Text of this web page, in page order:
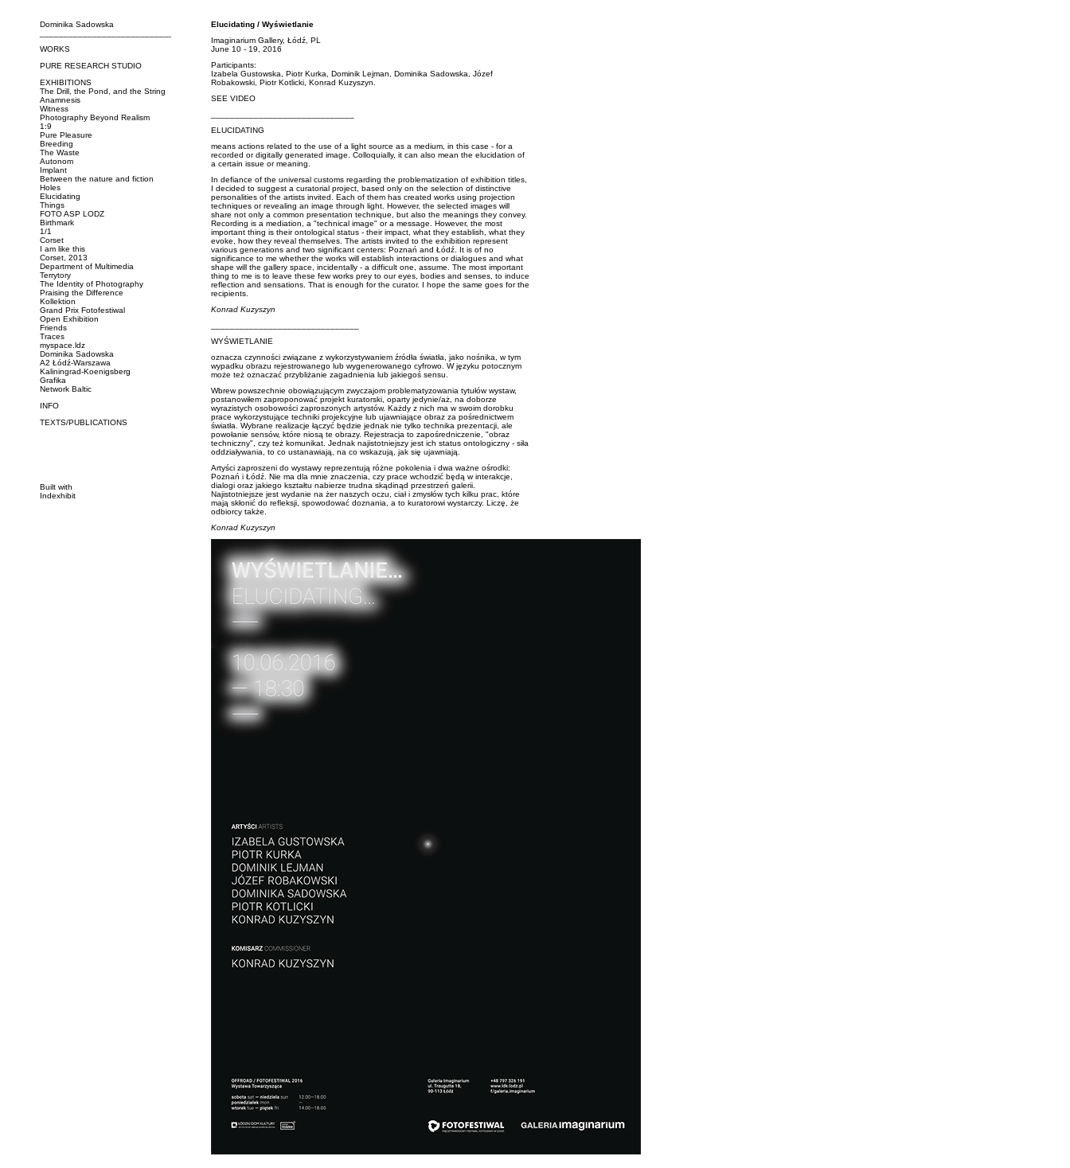
Dominika Sadowska
WORKS
PURE RESEARCH STUDIO
EXHIBITIONS
The Drill, the Pond, and the String
Anamnesis
Witness
Photography Beyond Realism
1:9
Pure Pleasure
Breeding
The Waste
Autonom
Implant
Between the nature and fiction
Holes
Elucidating
Things
FOTO ASP LODZ
Birthmark
1/1
Corset
I am like this
Corset, 2013
Department of Multimedia
Terrytory
The Identity of Photography
Praising the Difference
Kollektion
Grand Prix Fotofestiwal
Open Exhibition
Friends
Traces
myspace.ldz
Dominika Sadowska
A2 Łódź-Warszawa
Kaliningrad-Koenigsberg
Grafika
Network Baltic
INFO
TEXTS/PUBLICATIONS
Built with
Indexhibit
Elucidating / Wyświetlanie
Imaginarium Gallery, Łódź, PL
June 10 - 19, 2016
Participants:
Izabela Gustowska, Piotr Kurka, Dominik Lejman, Dominika Sadowska, Józef
Robakowski, Piotr Kotlicki, Konrad Kuzyszyn.
SEE VIDEO
ELUCIDATING
means actions related to the use of a light source as a medium, in this case - for a
recorded or digitally generated image. Colloquially, it can also mean the elucidation of
a certain issue or meaning.
In defiance of the universal customs regarding the problematization of exhibition titles,
I decided to suggest a curatorial project, based only on the selection of distinctive
personalities of the artists invited. Each of them has created works using projection
techniques or revealing an image through light. However, the selected images will
share not only a common presentation technique, but also the meanings they convey.
Recording is a mediation, a "technical image" or a message. However, the most
important thing is their ontological status - their impact, what they establish, what they
evoke, how they reveal themselves. The artists invited to the exhibition represent
various generations and two significant centers: Poznań and Łódź. It is of no
significance to me whether the works will establish interactions or dialogues and what
shape will the gallery space, incidentally - a difficult one, assume. The most important
thing to me is to leave these few works prey to our eyes, bodies and senses, to induce
reflection and sensations. That is enough for the curator. I hope the same goes for the
recipients.
Konrad Kuzyszyn
WYŚWIETLANIE
oznacza czynności związane z wykorzystywaniem źródła światła, jako nośnika, w tym
wypadku obrazu rejestrowanego lub wygenerowanego cyfrowo. W języku potocznym
może też oznaczać przybliżanie zagadnienia lub jakiegoś sensu.
Wbrew powszechnie obowiązującym zwyczajom problematyzowania tytułów wystaw,
postanowiłem zaproponować projekt kuratorski, oparty jedynie/aż, na doborze
wyrazistych osobowości zaproszonych artystów. Każdy z nich ma w swoim dorobku
prace wykorzystujące techniki projekcyjne lub ujawniające obraz za pośrednictwem
światła. Wybrane realizacje łączyć będzie jednak nie tylko technika prezentacji, ale
powołanie sensów, które niosą te obrazy. Rejestracja to zapośredniczenie, "obraz
techniczny", czy też komunikat. Jednak najistotniejszy jest ich status ontologiczny - siła
oddziaływania, to co ustanawiają, na co wskazują, jak się ujawniają.
Artyści zaproszeni do wystawy reprezentują różne pokolenia i dwa ważne ośrodki:
Poznań i Łódź. Nie ma dla mnie znaczenia, czy prace wchodzić będą w interakcje,
dialogi oraz jakiego kształtu nabierze trudna skądinąd przestrzeń galerii.
Najistotniejsze jest wydanie na żer naszych oczu, ciał i zmysłów tych kilku prac, które
mają skłonić do refleksji, spowodować doznania, a to kuratorowi wystarczy. Liczę, że
odbiorcy także.
Konrad Kuzyszyn